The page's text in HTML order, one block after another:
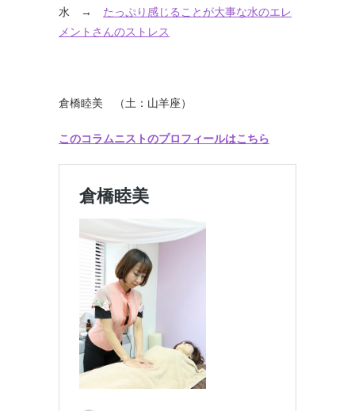
水 → たっぷり感じることが大事な水のエレ
メントさんのストレス
倉橋睦美 （土：山羊座）
このコラムニストのプロフィールはこちら